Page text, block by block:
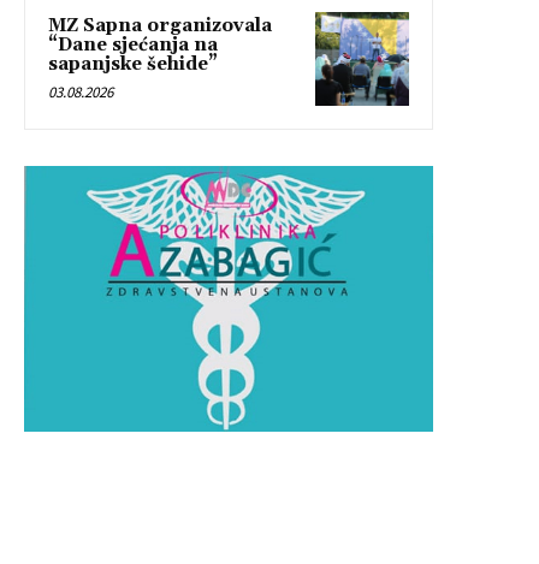
MZ Sapna organizovala
“Dane sjećanja na
sapanjske šehide”
03.08.2026